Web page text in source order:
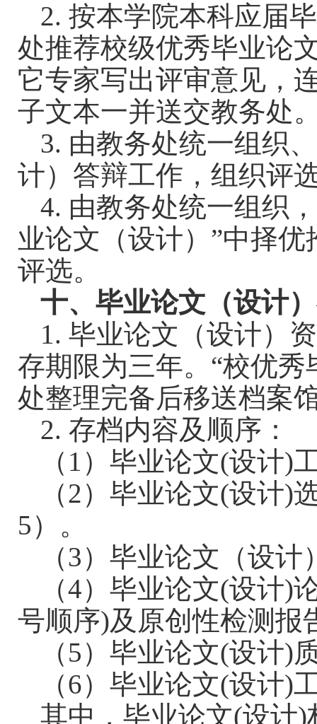
2.按本学院本科应届
处推荐校级优秀毕业论
它专家写出评审意见，
子文本一并送交教务处
3. 由教务处统一组织
计）答辩工作，组织评
4. 由教务处统一组织
业论文（设计） ”中择优
评选。
十、毕业论文（设计
1.毕业论文（设计）
存期限为三年。 “校优秀
处整理完备后移送档案
2.存档内容及顺序：
（ 1 ）毕业论文(设计)
（2）毕业论文(设计)
5）。
（3）毕业论文（设计
（4）毕业论文(设计)
号顺序)及原创性检测报
（5）毕业论文(设计)
（6）毕业论文(设计)
其中，毕业论文(设计)